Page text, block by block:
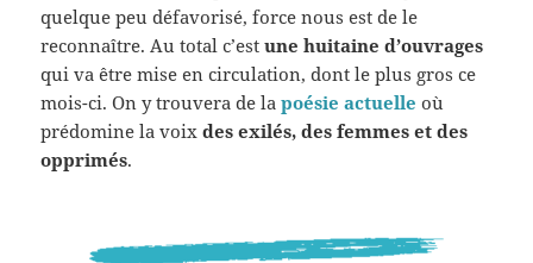
quelque peu défavorisé, force nous est de le
reconnaître. Au total c’estune huitaine d’ouvrages
qui va être mise en circulation, dont le plus gros ce
mois-ci. On y trouvera de lapoésie actuelle où
prédomine la voixdes exilés, des femmes et des
opprimés.